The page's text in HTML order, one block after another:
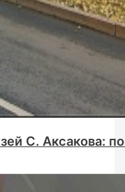
С. Аксакова: